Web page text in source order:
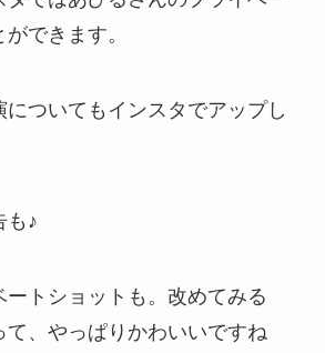
できます。
ついてもインスタでアップし
も♪
ートショットも。改めてみる
て、やっぱりかわいいですね